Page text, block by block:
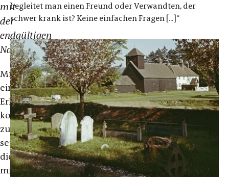
mit
der
endgültigen
Nachricht
Mit
einer
Erkrankung
konfrontiert
zu
sein,
die
mit
begleitet man einen Freund oder Verwandten, der
schwer krank ist? Keine einfachen Fragen [...]“